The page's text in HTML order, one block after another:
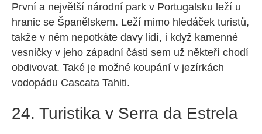
První a největší národní park v Portugalsku leží u
hranic se Španělskem. Leží mimo hledáček turistů,
takže v něm nepotkáte davy lidí, i když kamenné
vesničky v jeho západní části sem už někteří chodí
obdivovat. Také je možné koupání v jezírkách
vodopádu Cascata Tahiti.
24. Turistika v Serra da Estrela